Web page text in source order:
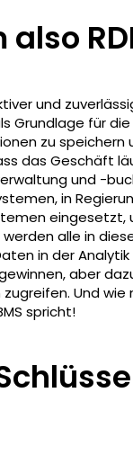
und
Grundlage für
zu speichern
das Geschäft
und -
in
eingesetzt,
alle in
in der
aber
Und wie
spricht!